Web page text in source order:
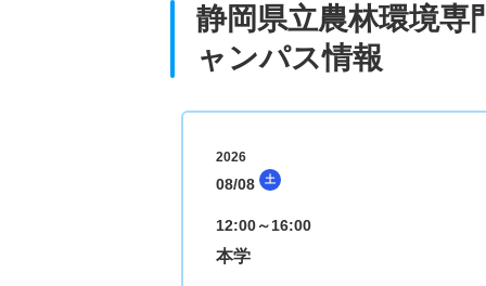
静岡県立農林環境
ャンパス情報
2026
08/08 土
12:00～16:00
本学